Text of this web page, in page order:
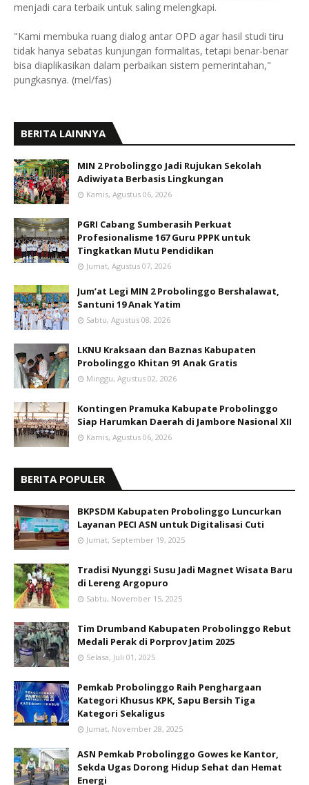
menjadi cara terbaik untuk saling melengkapi.
"Kami membuka ruang dialog antar OPD agar hasil studi tiru
tidak hanya sebatas kunjungan formalitas, tetapi benar-benar
bisa diaplikasikan dalam perbaikan sistem pemerintahan,"
pungkasnya. (mel/fas)
BERITA LAINNYA
MIN 2 Probolinggo Jadi Rujukan Sekolah
Adiwiyata Berbasis Lingkungan
Kamis, Agustus 06, 2026
PGRI Cabang Sumberasih Perkuat
Profesionalisme 167 Guru PPPK untuk
Tingkatkan Mutu Pendidikan
Jumat, Agustus 07, 2026
Jum’at Legi MIN 2 Probolinggo Bershalawat,
Santuni 19 Anak Yatim
Sabtu, Agustus 08, 2026
LKNU Kraksaan dan Baznas Kabupaten
Probolinggo Khitan 91 Anak Gratis
Minggu, Agustus 02, 2026
Kontingen Pramuka Kabupate Probolinggo
Siap Harumkan Daerah di Jambore Nasional XII
Kamis, Agustus 06, 2026
BERITA POPULER
BKPSDM Kabupaten Probolinggo Luncurkan
Layanan PECI ASN untuk Digitalisasi Cuti
Jumat, September 19, 2025
Tradisi Nyunggi Susu Jadi Magnet Wisata Baru
di Lereng Argopuro
Sabtu, November 15, 2025
Tim Drumband Kabupaten Probolinggo Rebut
Medali Perak di Porprov Jatim 2025
Selasa, Juli 01, 2025
Pemkab Probolinggo Raih Penghargaan
Kategori Khusus KPK, Sapu Bersih Tiga
Kategori Sekaligus
Jumat, November 28, 2025
ASN Pemkab Probolinggo Gowes ke Kantor,
Sekda Ugas Dorong Hidup Sehat dan Hemat
Energi